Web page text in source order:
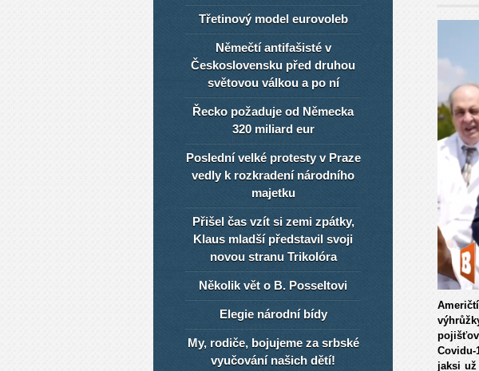
jaksi už
Třetinový model eurovoleb
Němečtí antifašisté v
Československu před druhou
světovou válkou a po ní
Řecko požaduje od Německa
320 miliard eur
Poslední velké protesty v Praze
vedly k rozkradení národního
majetku
Přišel čas vzít si zemi zpátky,
Klaus mladší představil svoji
novou stranu Trikolóra
Několik vět o B. Posseltovi
Elegie národní bídy
My, rodiče, bojujeme za srbské
vyučování našich dětí!